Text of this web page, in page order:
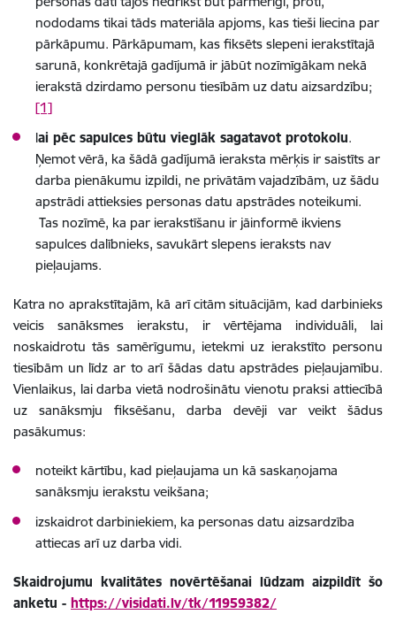
nododams tikai tāds materiāla apjoms, kas tieši liecina par
pārkāpumu. Pārkāpumam, kas fiksēts slepeni ierakstītajā
sarunā, konkrētajā gadījumā ir jābūt nozīmīgākam nekā
ierakstā dzirdamo personu tiesībām uz datu aizsardzību;
[1]
lai pēc sapulces būtu vieglāk sagatavot protokolu.
Ņemot vērā, ka šādā gadījumā ieraksta mērķis ir saistīts ar
darba pienākumu izpildi, ne privātām vajadzībām, uz šādu
apstrādi attieksies personas datu apstrādes noteikumi.
Tas nozīmē, ka par ierakstīšanu ir jāinformē ikviens
sapulces dalībnieks, savukārt slepens ieraksts nav
pieļaujams.
Katra no aprakstītajām, kā arī citām situācijām, kad darbinieks
veicis sanāksmes ierakstu, ir vērtējama individuāli, lai
noskaidrotu tās samērīgumu, ietekmi uz ierakstīto personu
tiesībām un līdz ar to arī šādas datu apstrādes pieļaujamību.
Vienlaikus, lai darba vietā nodrošinātu vienotu praksi attiecībā
uz sanāksmju fiksēšanu, darba devēji var veikt šādus
pasākumus:
noteikt kārtību, kad pieļaujama un kā saskaņojama
sanāksmju ierakstu veikšana;
izskaidrot darbiniekiem, ka personas datu aizsardzība
attiecas arī uz darba vidi.
Skaidrojumu kvalitātes novērtēšanai lūdzam aizpildīt šo
anketu - https://visidati.lv/tk/11959382/